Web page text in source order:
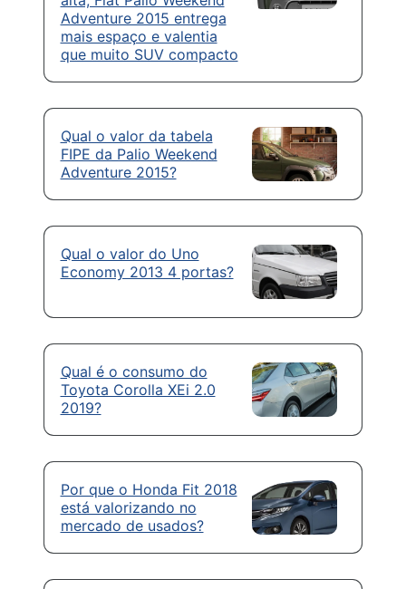
Adventure 2015 entrega
mais espaço e valentia
que muito SUV compacto
Qual o valor da tabela
FIPE da Palio Weekend
Adventure 2015?
Qual o valor do Uno
Economy 2013 4 portas?
Qual é o consumo do
Toyota Corolla XEi 2.0
2019?
Por que o Honda Fit 2018
está valorizando no
mercado de usados?